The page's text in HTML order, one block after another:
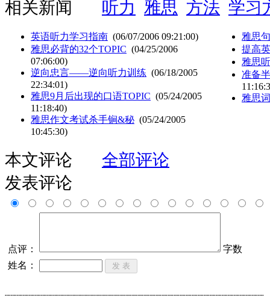
相关新闻
听力 雅思 方法 学习
英语听力学习指南 (06/07/2006 09:21:00)
雅思必背的32个TOPIC (04/25/2006
07:06:00)
逆向忠言——逆向听力训练 (06/18/2005
22:34:01)
雅思9月后出现的口语TOPIC (05/24/2005
11:18:40)
雅思作文考试杀手锏&秘 (05/24/2005
10:45:30)
雅思
提高
雅思
准备
雅思
本文评论
全部评论
发表评论
点评：
字数
姓名：
┈┈┈┈┈┈┈┈┈┈┈┈┈┈┈┈┈┈┈┈┈┈┈┈┈┈┈┈┈┈┈┈┈┈┈┈┈┈┈┈┈┈┈